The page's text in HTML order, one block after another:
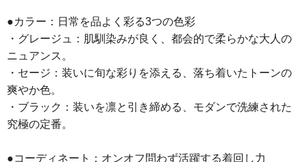
●カラー：日常を品よく彩る3つの色彩
・グレージュ：肌馴染みが良く、都会的で柔らかな大人の
ニュアンス。
・セージ：装いに旬な彩りを添える、落ち着いたトーンの
爽やか色。
・ブラック：装いを凛と引き締める、モダンで洗練された
究極の定番。
●コーディネート：オンオフ問わず活躍する着回し力